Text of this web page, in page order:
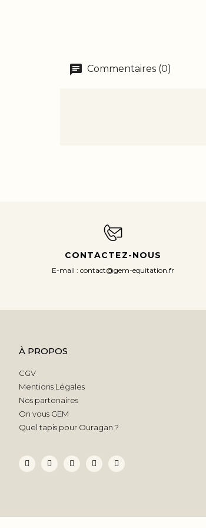
Commentaires (0)
CONTACTEZ-NOUS
E-mail : contact@gem-equitation.fr
À PROPOS
CGV
Mentions Légales
Nos partenaires
On vous GEM
Quel tapis pour Ouragan ?